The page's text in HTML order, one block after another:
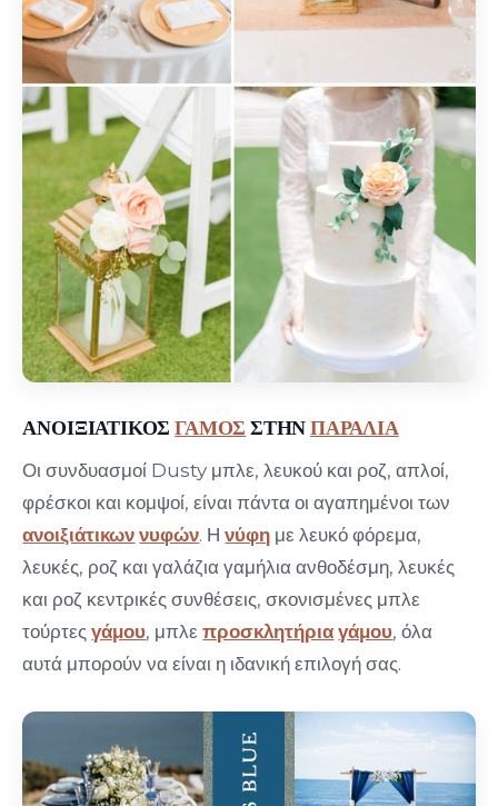
ΑΝΟΙΞΙΑΤΙΚΟΣΓΑΜΟΣ ΣΤΗΝΠΑΡΑΛΙΑ
Οι συνδυασμοί Dusty μπλε, λευκού και ροζ, απλοί,
φρέσκοι και κομψοί, είναι πάντα οι αγαπημένοι των
ανοιξιάτικων νυφών. Ηνύφη με λευκό φόρεμα,
λευκές, ροζ και γαλάζια γαμήλια ανθοδέσμη, λευκές
και ροζ κεντρικές συνθέσεις, σκονισμένες μπλε
τούρτεςγάμου, μπλεπροσκλητήρια γάμου, όλα
αυτά μπορούν να είναι η ιδανική επιλογή σας.